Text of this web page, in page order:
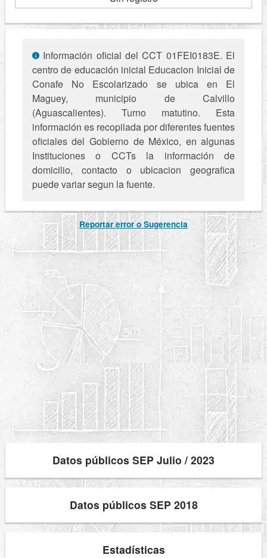
Información oficial del CCT 01FEI0183E. El
centro de educación inicial Educacion Inicial de
Conafe No Escolarizado se ubica en El
Maguey, municipio de Calvillo
(Aguascalientes). Turno matutino. Esta
información es recopilada por diferentes fuentes
oficiales del Gobierno de México, en algunas
Instituciones o CCTs la información de
domicilio, contacto o ubicacion geografica
puede variar segun la fuente.
Reportar error o Sugerencia
Datos públicos SEP Julio / 2023
Datos públicos SEP 2018
Estadísticas